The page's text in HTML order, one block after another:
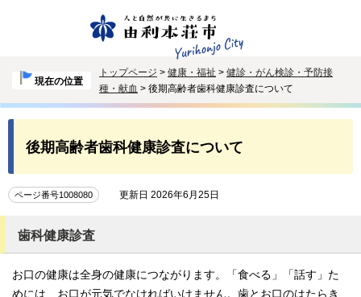
現在の位置
トップページ > 健康・福祉 > 健診・がん検診・予防接
種・献血 > 後期高齢者歯科健康診査について
後期高齢者歯科健康診査について
ページ番号1008080 更新日 2026年6月25日
歯科健康診査
お口の健康は全身の健康につながります。「食べる」「話す」た
めには、お口が元気でなければいけません。歯とお口のはたらき